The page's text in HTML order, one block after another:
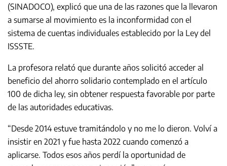
(SINADOCO), explicó que una de las razones que la llevaron
a sumarse al movimiento es la inconformidad con el
sistema de cuentas individuales establecido por la Ley del
ISSSTE.
La profesora relató que durante años solicitó acceder al
beneficio del ahorro solidario contemplado en el artículo
100 de dicha ley, sin obtener respuesta favorable por parte
de las autoridades educativas.
“Desde 2014 estuve tramitándolo y no me lo dieron. Volví a
insistir en 2021 y fue hasta 2022 cuando comenzó a
aplicarse. Todos esos años perdí la oportunidad de